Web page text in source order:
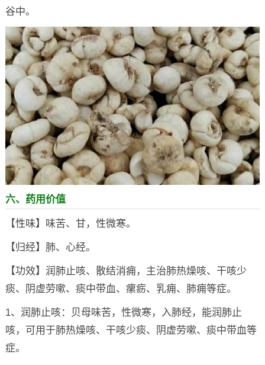
谷中。
六、药用价值
【性味】味苦、甘，性微寒。
【归经】肺、心经。
【功效】润肺止咳、散结消痈，主治肺热燥咳、干咳少
痰、阴虚劳嗽、痰中带血、瘰疬、乳痈、肺痈等症。
1、润肺止咳：贝母味苦，性微寒，入肺经，能润肺止
咳，可用于肺热燥咳、干咳少痰、阴虚劳嗽、痰中带血等
症。